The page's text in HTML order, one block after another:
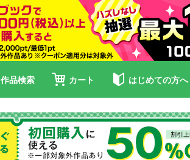
作品検索 カート はじめての方へ